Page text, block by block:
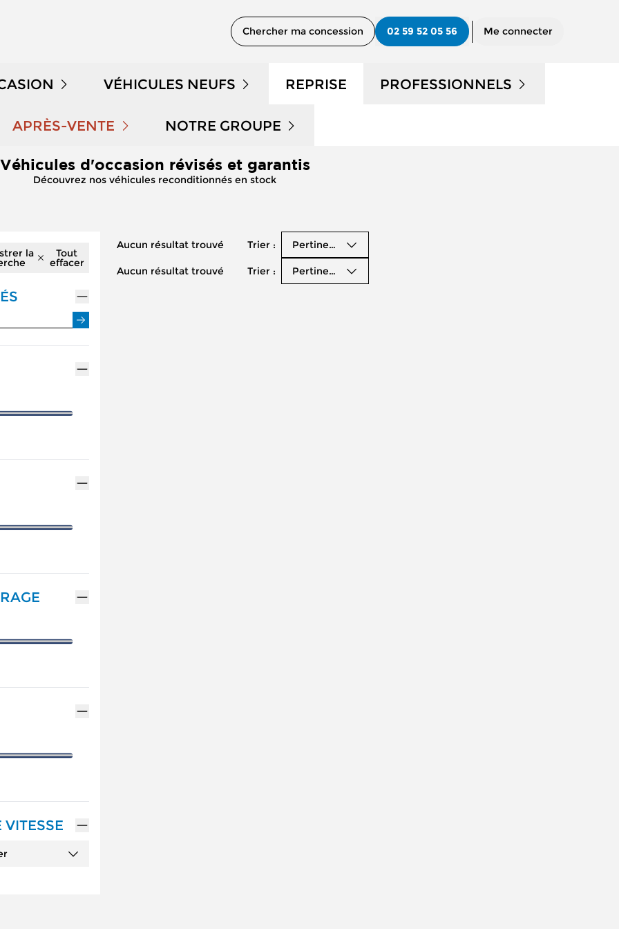
Chercher ma concession 02 59 52 05 56 Me connecter
STOCK
VÉHICULES NEUFS
NOTRE GAMME PEUGEOT
NOTRE GAMME CITROËN
NOTRE GAMME RENAULT
REPRISE PROFESSIONNELS
APRÈS-VENTE
PRENDRE RENDEZ-VOUS
ENTRETIEN ET RÉPARATION
ENTRETIEN VÉHICULE ÉLECTRIQUE
NOTRE GROUPE
QUI SOMMES NOUS ?
NOS ACTUALITÉS
Véhicules d'occasion révisés et garantis
Découvrez nos véhicules reconditionnés en stock
la Tout
effacer
VITESSE
Aucun résultat trouvé Trier : Pertinence
Aucun résultat trouvé Trier : Pertinence